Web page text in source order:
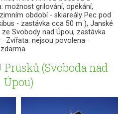
možnost grilování, opékání,
období - skiareály Pec pod
- zastávka cca 50 m ), Janské
Svobody nad Úpou, zastávka
Zvířata: nejsou povolena ·
(Svoboda nad
Úpou)